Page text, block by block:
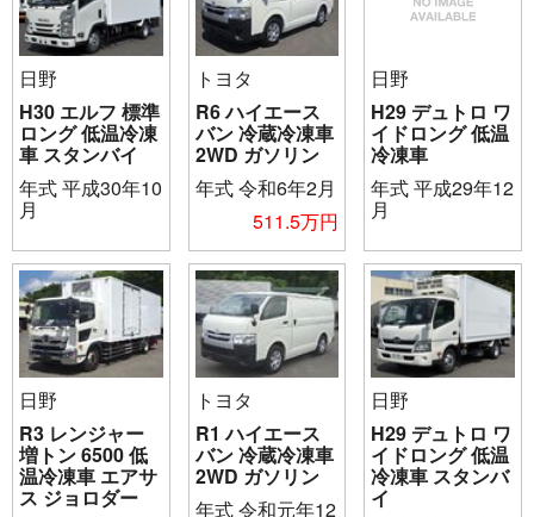
日野
H30 エルフ 標準
ロング 低温冷凍
車 スタンバイ
年式平成30年10
月
トヨタ
R6 ハイエース
バン 冷蔵冷凍車
2WD ガソリン
年式令和6年2月
511.5万円
日野
H29 デュトロ ワ
イドロング 低温
冷凍車
年式平成29年12
月
日野
R3 レンジャー
増トン 6500 低
温冷凍車 エアサ
ス ジョロダー
トヨタ
R1 ハイエース
バン 冷蔵冷凍車
2WD ガソリン
年式令和元年12
日野
H29 デュトロ ワ
イドロング 低温
冷凍車 スタンバ
イ